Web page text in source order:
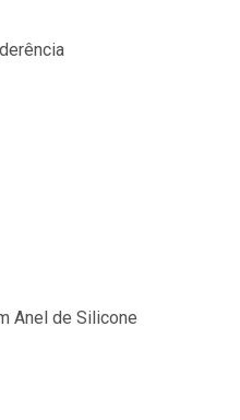
Anel de Silicone